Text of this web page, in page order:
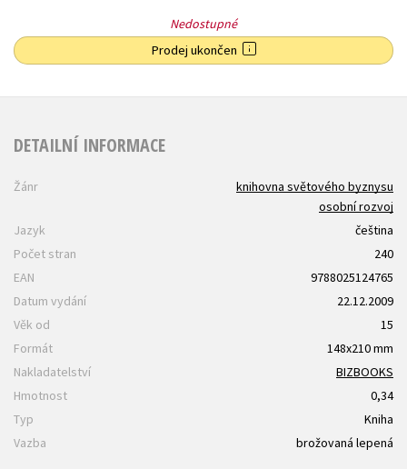
Nedostupné
Prodej ukončen
DETAILNÍ INFORMACE
Žánr
knihovna světového byznysu
osobní rozvoj
Jazyk
čeština
Počet stran
240
EAN
9788025124765
Datum vydání
22.12.2009
Věk od
15
Formát
148x210 mm
Nakladatelství
BIZBOOKS
Hmotnost
0,34
Typ
Kniha
Vazba
brožovaná lepená